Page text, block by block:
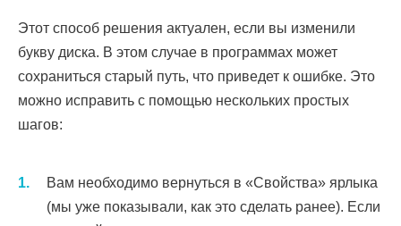
Этот способ решения актуален, если вы изменили
букву диска. В этом случае в программах может
сохраниться старый путь, что приведет к ошибке. Это
можно исправить с помощью нескольких простых
шагов:
Вам необходимо вернуться в «Свойства» ярлыка
(мы уже показывали, как это сделать ранее). Если